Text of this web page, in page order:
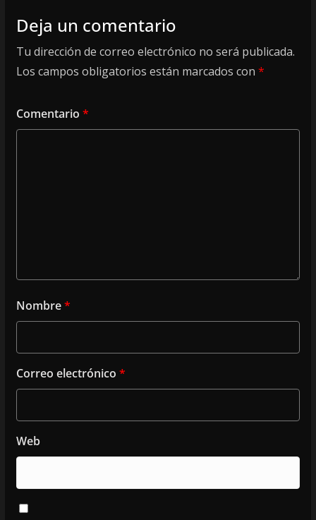
Deja un comentario
Tu dirección de correo electrónico no será publicada.
Los campos obligatorios están marcados con *
Comentario *
Nombre*
Correo electrónico *
Web